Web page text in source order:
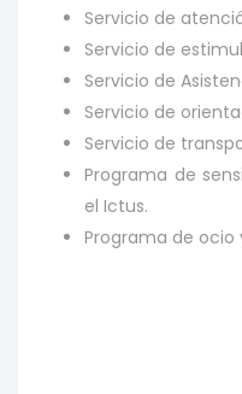
Servicio de
Servicio de
Servicio de
Servicio de
Servicio de
Programa de
el Ictus.
Programa de ocio